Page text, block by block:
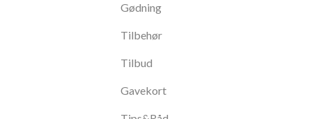
Gødning
Tilbehør
Tilbud
Gavekort